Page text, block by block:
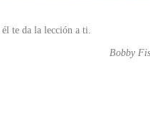
te da la lección a ti.
Bobby